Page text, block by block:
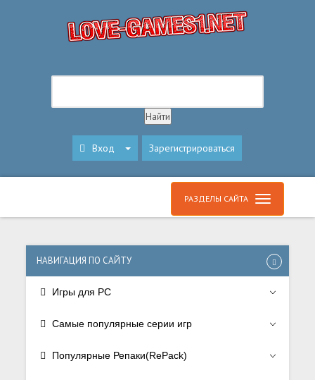
Вход Зарегистрироваться
РАЗДЕЛЫ САЙТА
НАВИГАЦИЯ ПО САЙТУ
Игры для PC
Самые популярные серии игр
Популярные Репаки(RePack)